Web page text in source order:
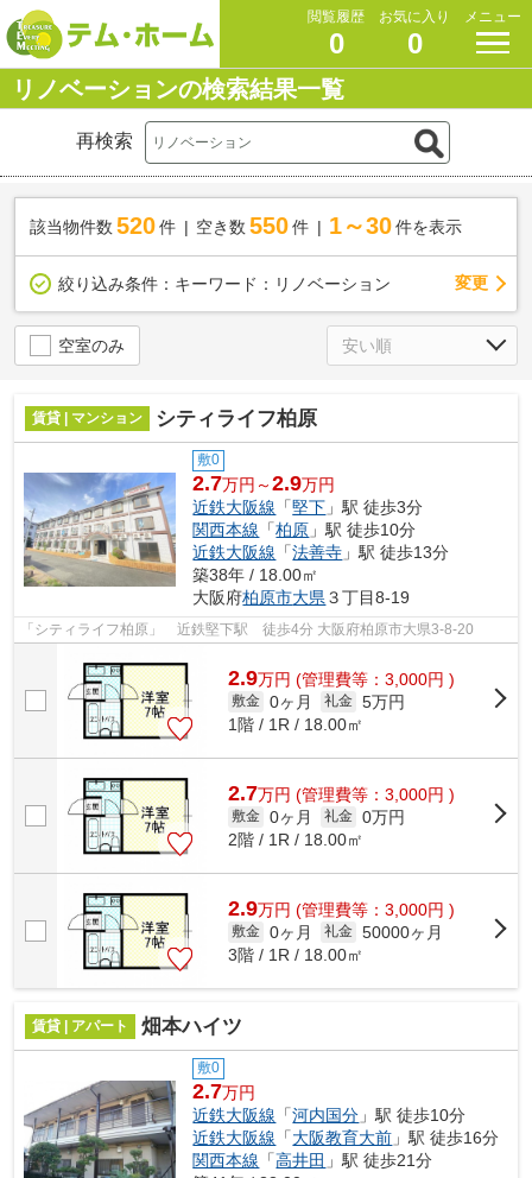
閲覧履歴
0
お気に入り
0
メニュー
リノベーションの検索結果一覧
再検索
該当物件数 520件 空き数 550 件 1～30 件を表示
絞り込み条件： キーワード：リノベーション 変更
空室のみ
賃貸 | マンション シティライフ柏原
敷0
2.7万円～2.9万円
近鉄大阪線 「堅下 」駅 徒歩3分
関西本線 「柏原 」駅 徒歩10分
近鉄大阪線 「法善寺 」駅 徒歩13分
築38年 / 18.00㎡
大阪府柏原市大県 ３丁目8-19
「シティライフ柏原」 近鉄堅下駅 徒歩4分 大阪府柏原市大県3-8-20
2.9万円 (管理費等：3,000円 )
敷金 0ヶ月 礼金 5万円
1階 / 1R / 18.00㎡
2.7万円 (管理費等：3,000円 )
敷金 0ヶ月 礼金 0万円
2階 / 1R / 18.00㎡
2.9万円 (管理費等：3,000円 )
敷金 0ヶ月 礼金 50000ヶ月
3階 / 1R / 18.00㎡
賃貸 | アパート 畑本ハイツ
敷0
2.7万円
近鉄大阪線 「河内国分 」駅 徒歩10分
近鉄大阪線 「大阪教育大前 」駅 徒歩16分
関西本線 「高井田 」駅 徒歩21分